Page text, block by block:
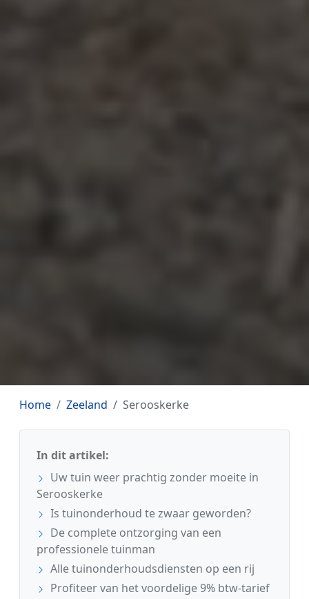
Home Zeeland Serooskerke
In dit artikel:
Uw tuin weer prachtig zonder moeite in
Serooskerke
Is tuinonderhoud te zwaar geworden?
De complete ontzorging van een
professionele tuinman
Alle tuinonderhoudsdiensten op een rij
Profiteer van het voordelige 9% btw-tarief